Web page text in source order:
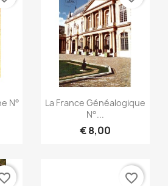
N°
Snel bekijken
La France Généalogique
N°...
€ 8,00
favorite_border